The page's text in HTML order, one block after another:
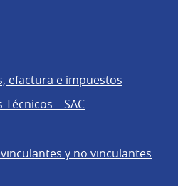
efactura e impuestos
– SAC
y no vinculantes